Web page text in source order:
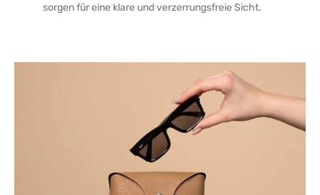
sorgen für eine klare und verzerrungsfreie Sicht.